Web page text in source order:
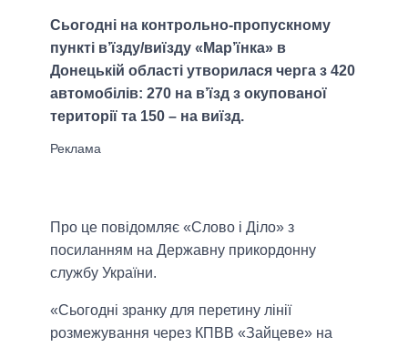
Сьогодні на контрольно-пропускному
пункті в’їзду/виїзду «Мар’їнка» в
Донецькій області утворилася черга з 420
автомобілів: 270 на в’їзд з окупованої
території та 150 – на виїзд.
Про це повідомляє «Слово і Діло» з
посиланням на Державну прикордонну
службу України.
«Сьогодні зранку для перетину лінії
розмежування через КПВВ «Зайцеве» на